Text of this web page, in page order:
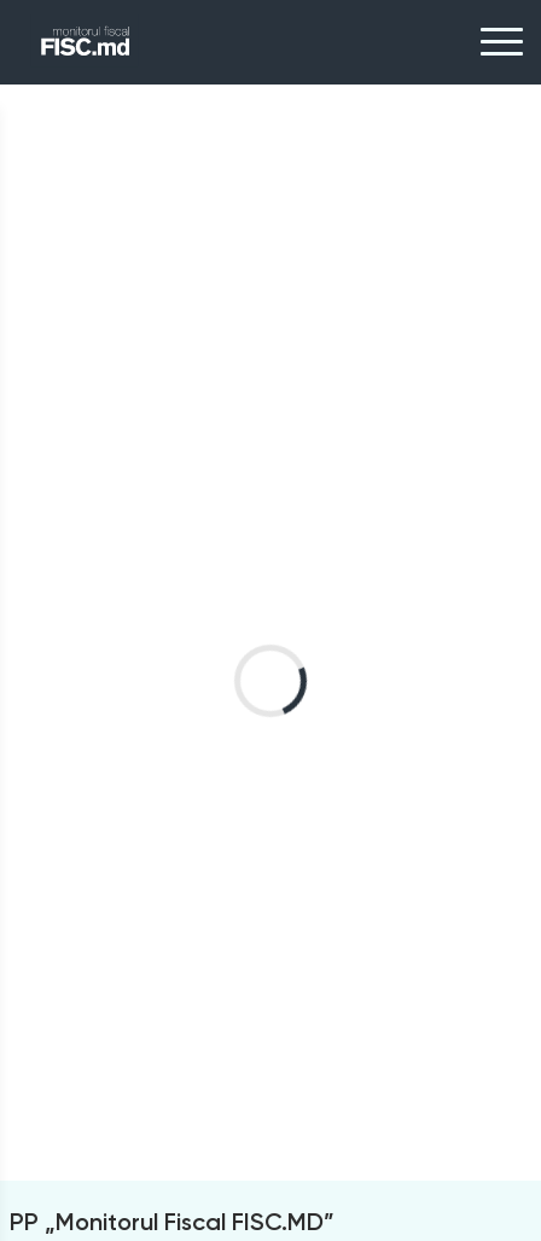
PP „Monitorul Fiscal FISC.MD”